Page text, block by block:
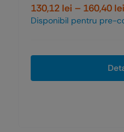
130,12 lei – 160,40 lei
Disponibil pentru pre-